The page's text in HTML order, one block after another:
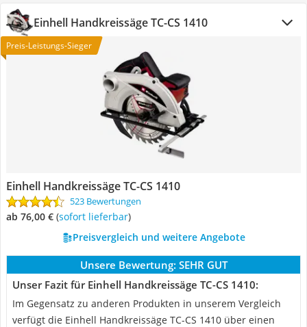
Einhell Handkreissäge TC-CS 1410
Preis-Leistungs-Sieger
Einhell Handkreissäge TC-CS 1410
523 Bewertungen
ab 76,00 € ( Sofort lieferbar)
Preisvergleich und weitere Angebote
Unsere Bewertung: SEHR GUT
Unser Fazit für Einhell Handkreissäge TC-CS 1410:
Im Gegensatz zu anderen Produkten in unserem Vergleich
verfügt die Einhell Handkreissäge TC-CS 1410 über einen